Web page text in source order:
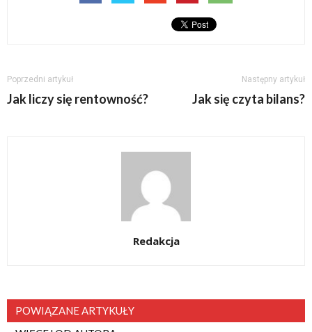
Poprzedni artykuł
Jak liczy się rentowność?
Następny artykuł
Jak się czyta bilans?
Redakcja
POWIĄZANE ARTYKUŁY